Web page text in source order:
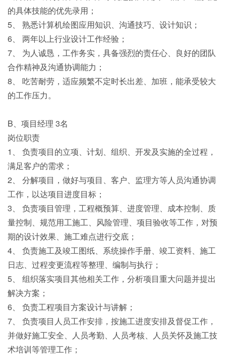
的具体技能的优先录用；
5、 熟悉计算机绘图应用知识、沟通技巧、设计知识；
6、 两年以上行业设计工作经验；
7、 为人诚恳，工作务实，具备强烈的责任心、良好的团队
合作精神及沟通协调能力；
8、 吃苦耐劳，适应频繁不定时长出差、加班，能承受较大
的工作压力。
B、项目经理 3名
岗位职责
1、 负责项目的立项、计划、组织、开发及实施的全过程，
满足客户的需求；
2、 分解项目，做好与项目、客户、监理方等人员沟通协调
工作，以达项目进度目标；
3、 负责项目管理，工程概预算、进度管理、成本控制、质
量控制、规范用工施工、风险管理、项目验收等工作，对预
期的设计效果、施工难点进行交底；
4、 负责施工及竣工图纸、系统操作手册、竣工资料、施工
日志、过程变更流程等整理、编制与执行；
5、 组织落实项目其他相关工作，分析项目重大问题并提出
解决方案；
6、 负责工程项目方案设计与讲解；
7、 负责项目人员工作安排，按施工进度安排及督促工作，
并做好施工安全、人员考勤、人员考核、人员关怀及施工技
术培训等管理工作；